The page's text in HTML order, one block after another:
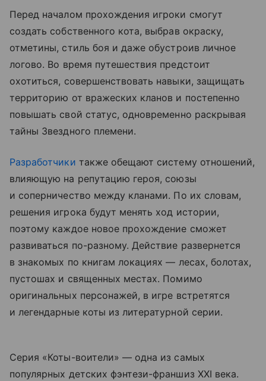
Перед началом прохождения игроки смогут
создать собственного кота, выбрав окраску,
отметины, стиль боя и даже обустроив личное
логово. Во время путешествия предстоит
охотиться, совершенствовать навыки, защищать
территорию от вражеских кланов и постепенно
повышать свой статус, одновременно раскрывая
тайны Звездного племени.
Разработчики также обещают систему отношений,
влияющую на репутацию героя, союзы
и соперничество между кланами. По их словам,
решения игрока будут менять ход истории,
поэтому каждое новое прохождение сможет
развиваться по-разному. Действие развернется
в знакомых по книгам локациях — лесах, болотах,
пустошах и священных местах. Помимо
оригинальных персонажей, в игре встретятся
и легендарные коты из литературной серии.
Серия «Коты-воители» — одна из самых
популярных детских фэнтези-франшиз XXI века.